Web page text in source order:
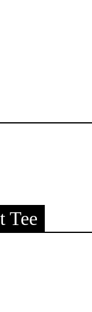
Tee